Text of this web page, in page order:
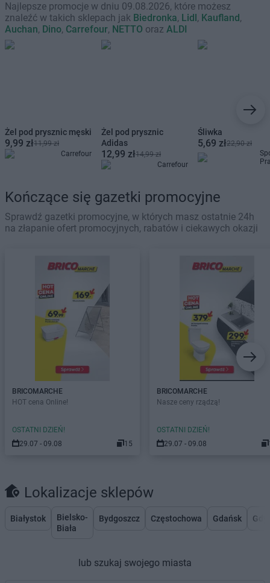
Najlepsze promocje w dniu 09.08.2026, które możesz
znaleźć w takich sklepach jak Biedronka, Lidl, Kaufland,
Auchan, Dino, Carrefour, NETTO oraz ALDI
Żel pod prysznic męski
9,99 zł11,99 zł
Carrefour
Żel pod prysznic
Adidas
12,99 zł14,99 zł
Carrefour
Śliwka
5,69 zł22,90 zł
Kończące się gazetki promocyjne
Sprawdź gazetki promocyjne, w których masz ostatnie 24h
na złapanie ofert promocyjnych, rabatów i ciekawych okazji
BRICOMARCHE
HOT cena Online!
OSTATNI DZIEŃ!
29.07 - 09.08
15
BRICOMARCHE
Nasze ceny rządzą!
OSTATNI DZIEŃ!
29.07 - 09.08
Lokalizacje sklepów
Białystok
Bielsko-
Biała
Bydgoszcz Częstochowa Gdańsk
lub szukaj swojego miasta